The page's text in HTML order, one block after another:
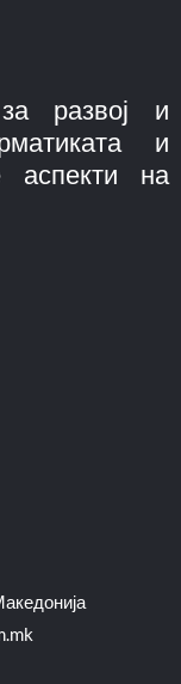
развој и
и
аспекти на